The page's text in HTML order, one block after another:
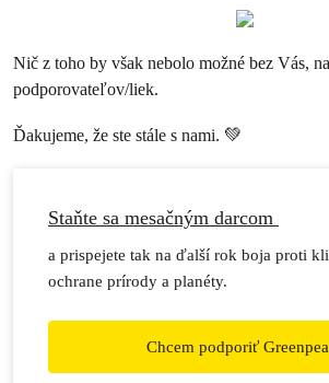
Nič z toho by však nebolo možné bez Vás,
podporovateľov/liek.
Ďakujeme, že ste stále s nami. 💚
Staňte sa mesačným darcom
a prispejete tak na ďalší rok boja proti
ochrane prírody a planéty.
Chcem podporiť